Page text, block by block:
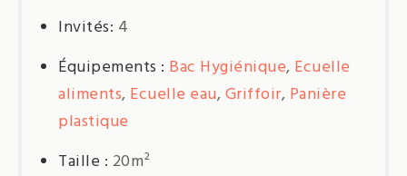
Invités: 4
Équipements : Bac Hygiénique, Ecuelle
aliments, Ecuelle eau,Griffoir, Panière
plastique
Taille : 20m²